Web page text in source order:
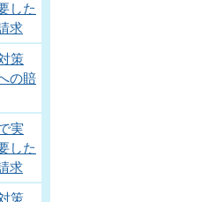
した
求
策
の賠
実
した
求
策